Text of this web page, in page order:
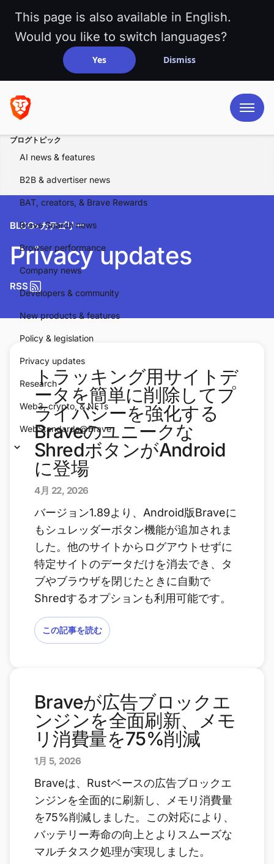
This page is also available in English.
Would you like to switch languages?
Yes Dismiss
ブログトピック
AI news & features
B2B & advertiser news
BAT, creators, & Brave Rewards
Brave Search news
Browser performance
Company news
Developers & community
New products & features
Policy & legislation
Privacy updates
Research
Web3, crypto, & NFTs
WebStandards@Brave
BLOG>カテゴリー
Privacy updates
RSS
トラッキング用サイトデ
ータを簡単に削除してプ
ライバシーを強化する
Braveのユニークな
ShredボタンがAndroid
に登場
4月 22, 2026
バージョン1.89より、Android版Braveに
もシュレッダーボタン機能が追加されま
した。他のサイトからログアウトせずに
特定サイトのデータだけを消去でき、タ
ブやブラウザを閉じたときに自動で
Shredするオプションも利用可能です。
この記事を読む
Braveが広告ブロックエ
ンジンを全面刷新、メモ
リ消費量を75%削減
1月 5, 2026
Braveは、Rustベースの広告ブロックエ
ンジンを全面的に刷新し、メモリ消費量
を75%削減しました。この対応により、
バッテリー寿命の向上とよりスムーズな
マルチタスク処理が実現しました。